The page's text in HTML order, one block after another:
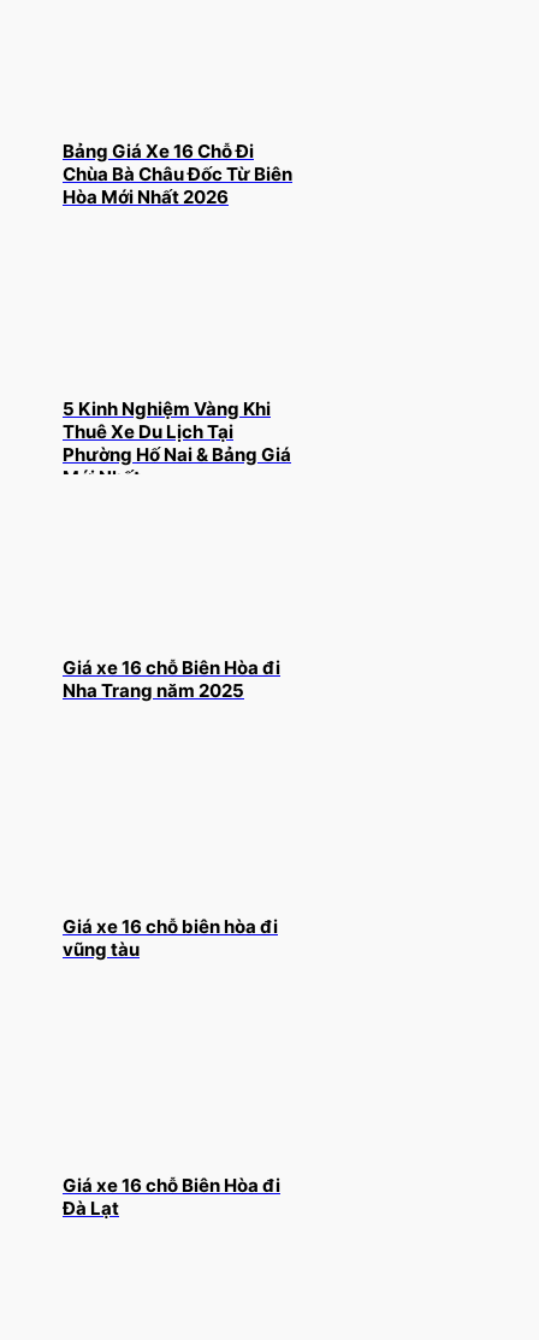
Bảng Giá Xe 16 Chỗ Đi
Chùa Bà Châu Đốc Từ Biên
Hòa Mới Nhất 2026
5 Kinh Nghiệm Vàng Khi
Thuê Xe Du Lịch Tại
Phường Hố Nai & Bảng Giá
Mới Nhất
Giá xe 16 chỗ Biên Hòa đi
Nha Trang năm 2025
Giá xe 16 chỗ biên hòa đi
vũng tàu
Giá xe 16 chỗ Biên Hòa đi
Đà Lạt